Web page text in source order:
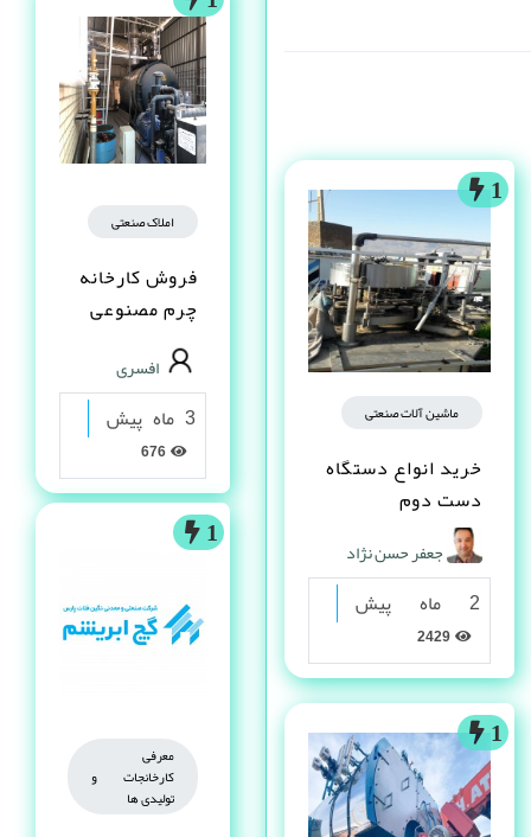
1
ماشین آلات صنعتی
خرید انواع دستگاه
دست دوم
جعفر حسن نژاد
2 ماه پیش
2429
1
املاک صنعتی
فروش کارخانه
چرم مصنوعى
PVC در شیراز
افسری
3 ماه پیش
1
معرفی
کارخانجات و
تولیدی ها